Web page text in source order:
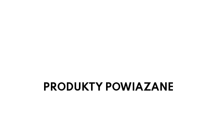
PRODUKTY POWIAZANE